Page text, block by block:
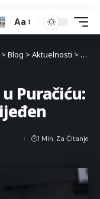
Aa
> Blog > Aktuelnosti > Crna
Puračiću:
1 Min. Za Čitanje